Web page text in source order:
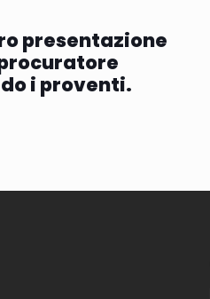
presentazione
i proventi.